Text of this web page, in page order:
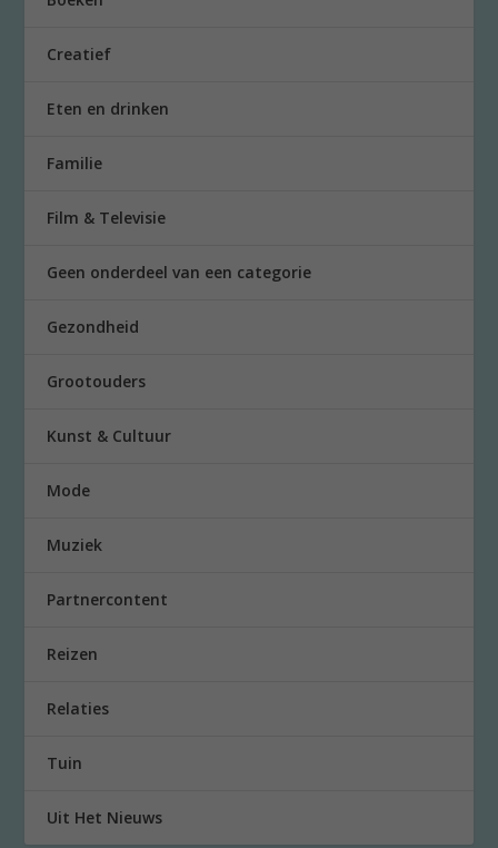
Creatief
Eten en drinken
Familie
Film & Televisie
Geen onderdeel van een categorie
Gezondheid
Grootouders
Kunst & Cultuur
Mode
Muziek
Partnercontent
Reizen
Relaties
Tuin
Uit Het Nieuws